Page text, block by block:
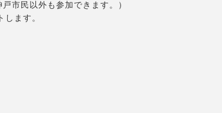
市民以外も参加できます。）
します。